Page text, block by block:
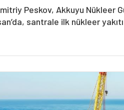
Peskov, Akkuyu Nükleer
santrale ilk nükleer